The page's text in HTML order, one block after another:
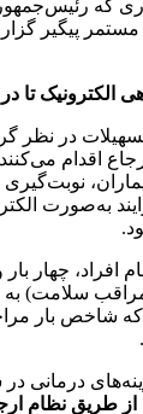
که رئیس‌جمهور
پیگیر
الکترونیک تا
در نظر
اقدام
به‌صورت
افراد، چهار
سلامت) به
شاخص بار
درمانی
از طریق نظام